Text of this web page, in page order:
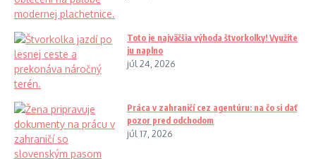
Toto je najväčšia výhoda štvorkolky! Využite
ju naplno
júl 24, 2026
Práca v zahraničí cez agentúru: na čo si dať
pozor pred odchodom
júl 17, 2026